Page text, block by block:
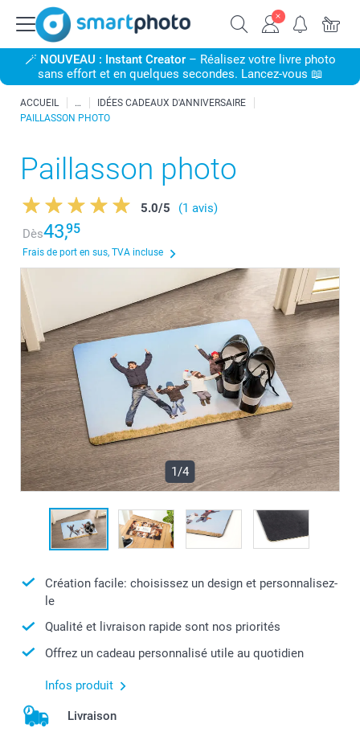
🪄 NOUVEAU : Instant Creator– Réalisez votre livre photo
sans effort et en quelques secondes. Lancez-vous 📖
ACCUEIL
IDÉES CADEAUX D'ANNIVERSAIRE
PAILLASSON PHOTO
Paillasson photo
5.0/5
(1 avis)
Dès43,95
Frais de port en sus, TVA incluse
1/4
Création facile: choisissez un design et personnalisez-
le
Qualité et livraison rapide sont nos priorités
Offrez un cadeau personnalisé utile au quotidien
Infos produit
Livraison